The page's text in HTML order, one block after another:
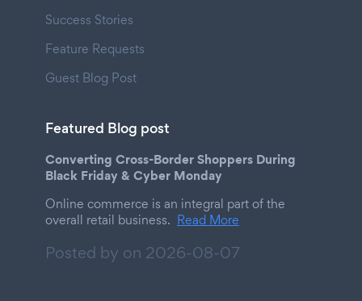
Success Stories
Feature Requests
Guest Blog Post
Featured Blog post
Converting Cross-Border Shoppers During
Black Friday & Cyber Monday
Online commerce is an integral part of the
overall retail business. Read More
Posted by on 2026-08-07